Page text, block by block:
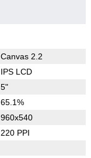
Canvas 2.2
IPS LCD
5"
65.1%
960x540
220 PPI